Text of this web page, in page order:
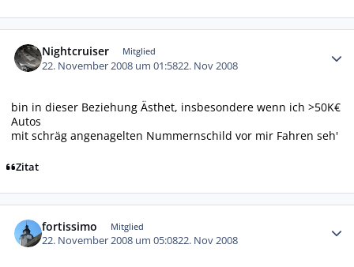
Nightcruiser Mitglied
22. November 2008 um 01:5822. Nov 2008
bin in dieser Beziehung Ästhet, insbesondere wenn ich >50K€
Autos
mit schräg angenagelten Nummernschild vor mir Fahren seh'
Zitat
fortissimo Mitglied
22. November 2008 um 05:0822. Nov 2008